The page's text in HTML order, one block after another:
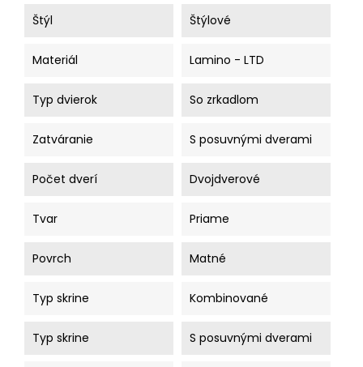
Štýl Štýlové
Materiál Lamino - LTD
Typ dvierok So zrkadlom
Zatváranie S posuvnými dverami
Počet dverí Dvojdverové
Tvar Priame
Povrch Matné
Typ skrine Kombinované
Typ skrine S posuvnými dverami